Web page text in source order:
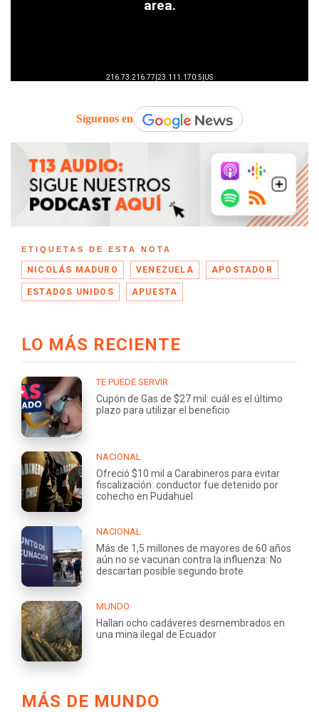
Síguenos en
ETIQUETAS DE ESTA NOTA
NICOLÁS MADURO VENEZUELA APOSTADOR
ESTADOS UNIDOS APUESTA
LO MÁS RECIENTE
TE PUEDE SERVIR
Cupón de Gas de $27 mil: cuál es el último
plazo para utilizar el beneficio
NACIONAL
Ofreció $10 mil a Carabineros para evitar
fiscalización: conductor fue detenido por
cohecho en Pudahuel
NACIONAL
Más de 1,5 millones de mayores de 60 años
aún no se vacunan contra la influenza: No
descartan posible segundo brote
MUNDO
Hallan ocho cadáveres desmembrados en
una mina ilegal de Ecuador
MÁS DE MUNDO